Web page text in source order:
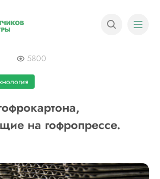
5800
на гофропрессе.